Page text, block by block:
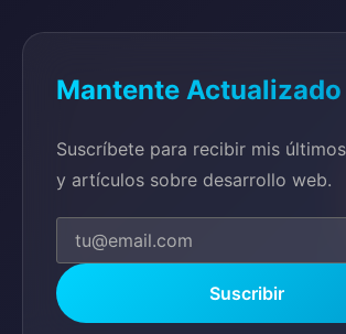
Mantente Actualizado
Suscríbete para recibir mis
y artículos sobre desarrollo web.
Suscribir